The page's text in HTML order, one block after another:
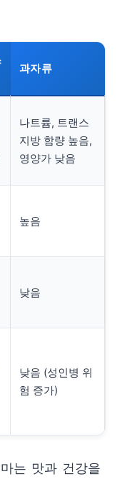
과자류
나트륨, 트랜스
지방 함량 높음,
영양가 낮음
높음
낮음
낮음 (성인병 위
험 증가)
는 맛과 건강을